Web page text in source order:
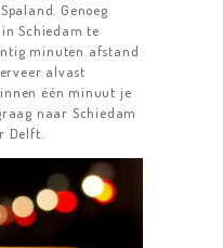
Genoeg
Schiedam te
minuten afstand
alvast
één minuut je
naar Schiedam
Delft.